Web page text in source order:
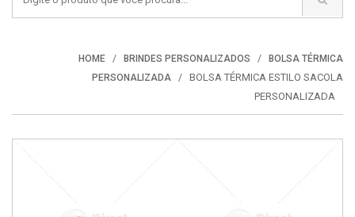
HOME BRINDES PERSONALIZADOS
BOLSA TÉRMICA
PERSONALIZADA
BOLSA TÉRMICA ESTILO SACOLA
PERSONALIZADA